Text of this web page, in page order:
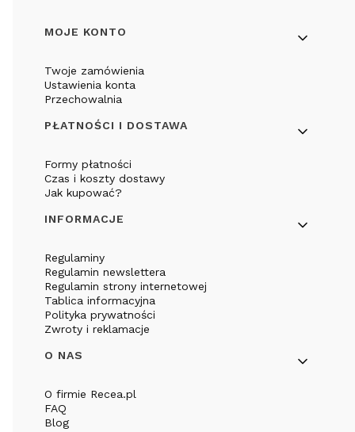
Linki w stopce
MOJE KONTO
Twoje zamówienia
Ustawienia konta
Przechowalnia
PŁATNOŚCI I DOSTAWA
Formy płatności
Czas i koszty dostawy
Jak kupować?
INFORMACJE
Regulaminy
Regulamin newslettera
Regulamin strony internetowej
Tablica informacyjna
Polityka prywatności
Zwroty i reklamacje
O NAS
O firmie Recea.pl
FAQ
Blog